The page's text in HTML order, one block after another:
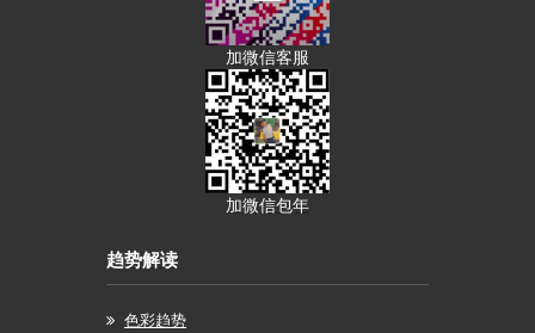
加微信客服
加微信包年
趋势解读
色彩趋势